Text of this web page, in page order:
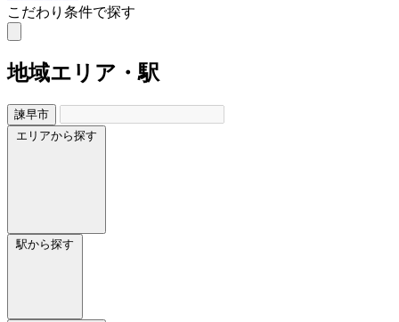
こだわり条件で探す
地域エリア・駅
諫早市
エリアから探す
駅から探す